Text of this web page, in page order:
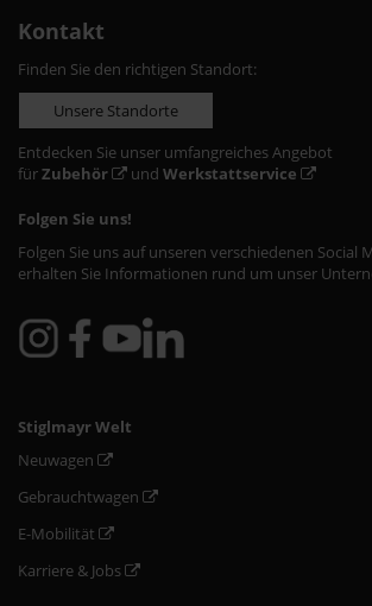
Kontakt
Finden Sie den richtigen Standort:
Unsere Standorte
Entdecken Sie unser umfangreiches Angebot
fürZubehör und Werkstattservice
Folgen Sie uns!
Folgen Sie uns auf unseren verschiedenen Social
erhalten Sie Informationen rund um unser
Stiglmayr Welt
Neuwagen
Gebrauchtwagen
E-Mobilität
Karriere & Jobs